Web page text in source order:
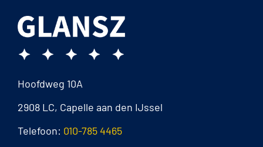
Hoofdweg 10A
2908 LC, Capelle aan den IJssel
Telefoon: 010-785 4465